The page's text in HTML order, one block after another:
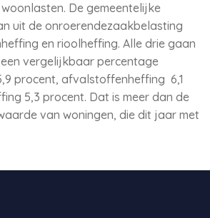
De gemeentelijke
uit de onroerendezaakbelasting
en rioolheffing. Alle drie gaan
vergelijkbaar percentage
procent, afvalstoffenheffing 6,1
5,3 procent. Dat is meer dan de
van woningen, die dit jaar met